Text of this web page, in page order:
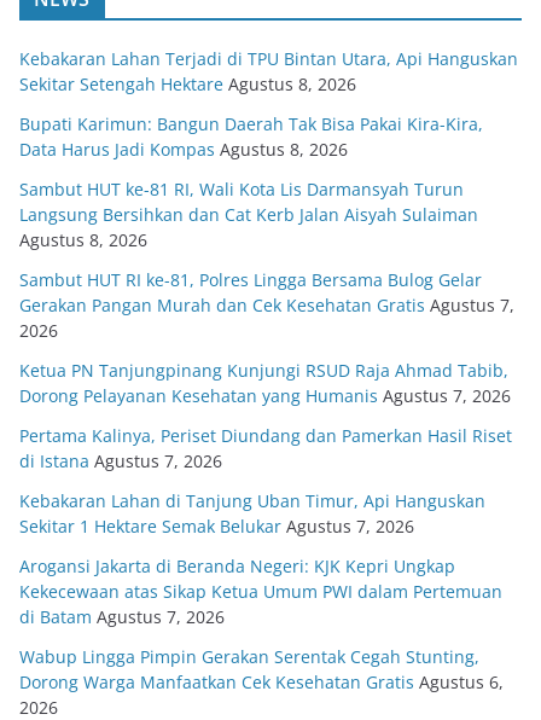
Kebakaran Lahan Terjadi di TPU Bintan Utara, Api Hanguskan
Sekitar Setengah Hektare Agustus 8, 2026
Bupati Karimun: Bangun Daerah Tak Bisa Pakai Kira-Kira,
Data Harus Jadi Kompas Agustus 8, 2026
Sambut HUT ke-81 RI, Wali Kota Lis Darmansyah Turun
Langsung Bersihkan dan Cat Kerb Jalan Aisyah Sulaiman
Agustus 8, 2026
Sambut HUT RI ke-81, Polres Lingga Bersama Bulog Gelar
Gerakan Pangan Murah dan Cek Kesehatan Gratis Agustus 7,
2026
Ketua PN Tanjungpinang Kunjungi RSUD Raja Ahmad Tabib,
Dorong Pelayanan Kesehatan yang Humanis Agustus 7, 2026
Pertama Kalinya, Periset Diundang dan Pamerkan Hasil Riset
di Istana Agustus 7, 2026
Kebakaran Lahan di Tanjung Uban Timur, Api Hanguskan
Sekitar 1 Hektare Semak Belukar Agustus 7, 2026
Arogansi Jakarta di Beranda Negeri: KJK Kepri Ungkap
Kekecewaan atas Sikap Ketua Umum PWI dalam Pertemuan
di Batam Agustus 7, 2026
Wabup Lingga Pimpin Gerakan Serentak Cegah Stunting,
Dorong Warga Manfaatkan Cek Kesehatan Gratis Agustus 6,
2026